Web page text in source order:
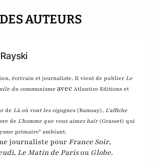
AUTEURS
écrivain et journaliste. Il vient de publier Le
du communisme avec Atlantico Editions et
de Là où vont les cigognes (Ramsay), L'affiche
de L'homme que vous aimez haïr (Grasset) qui
primaire" ambiant.
journaliste pour France Soir,
, Le Matin de Parisou Globe.